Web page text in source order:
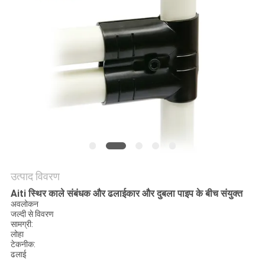
PRIVACY
POLICY
उत्पाद विवरण
Aiti स्थिर काले संबंधक और ढलाईकार और दुबला पाइप के बीच संयुक्त
अवलोकन
जल्दी से विवरण
सामग्री:
लोहा
टेकनीक:
ढलाई